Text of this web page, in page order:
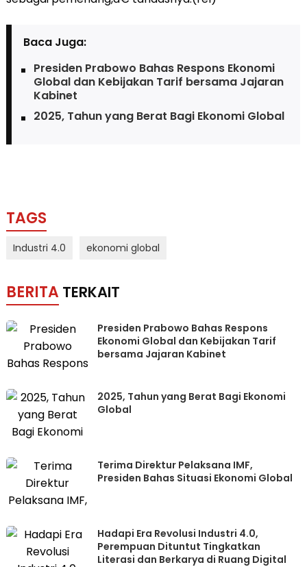
Baca Juga:
Presiden Prabowo Bahas Respons Ekonomi
Global dan Kebijakan Tarif bersama Jajaran
Kabinet
2025, Tahun yang Berat Bagi Ekonomi Global
TAGS
Industri 4.0 ekonomi global
BERITA TERKAIT
Presiden Prabowo Bahas Respons
Ekonomi Global dan Kebijakan Tarif
bersama Jajaran Kabinet
2025, Tahun yang Berat Bagi Ekonomi
Global
Terima Direktur Pelaksana IMF,
Presiden Bahas Situasi Ekonomi Global
Hadapi Era Revolusi Industri 4.0,
Perempuan Dituntut Tingkatkan
Literasi dan Berkarya di Ruang Digital